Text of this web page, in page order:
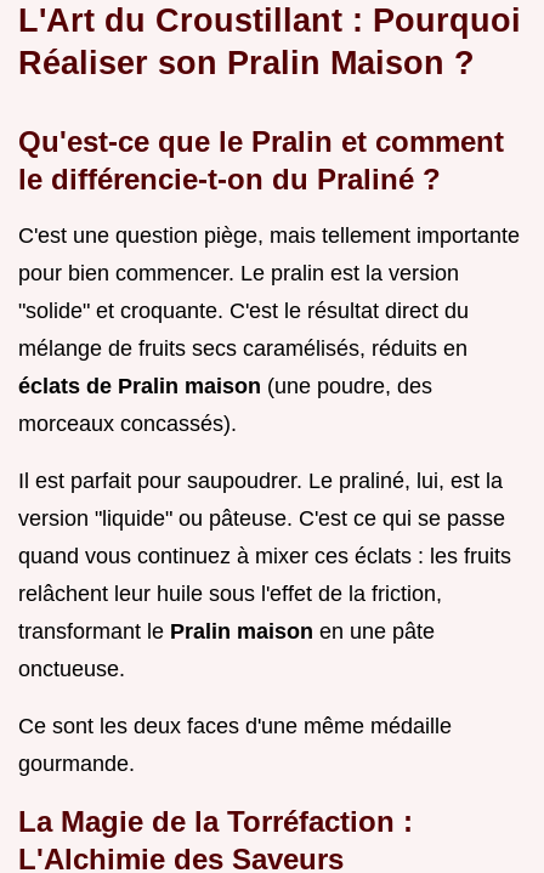
L'Art du Croustillant : Pourquoi
Réaliser son Pralin Maison ?
Qu'est-ce que le Pralin et comment
le différencie-t-on du Praliné ?
C'est une question piège, mais tellement importante
pour bien commencer. Le pralin est la version
"solide" et croquante. C'est le résultat direct du
mélange de fruits secs caramélisés, réduits en
éclats de Pralin maison (une poudre, des
morceaux concassés).
Il est parfait pour saupoudrer. Le praliné, lui, est la
version "liquide" ou pâteuse. C'est ce qui se passe
quand vous continuez à mixer ces éclats : les fruits
relâchent leur huile sous l'effet de la friction,
transformant le Pralin maison en une pâte
onctueuse.
Ce sont les deux faces d'une même médaille
gourmande.
La Magie de la Torréfaction :
L'Alchimie des Saveurs